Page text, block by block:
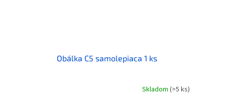
Obálka C5 samolepiaca 1 ks
Skladom (>5 ks)